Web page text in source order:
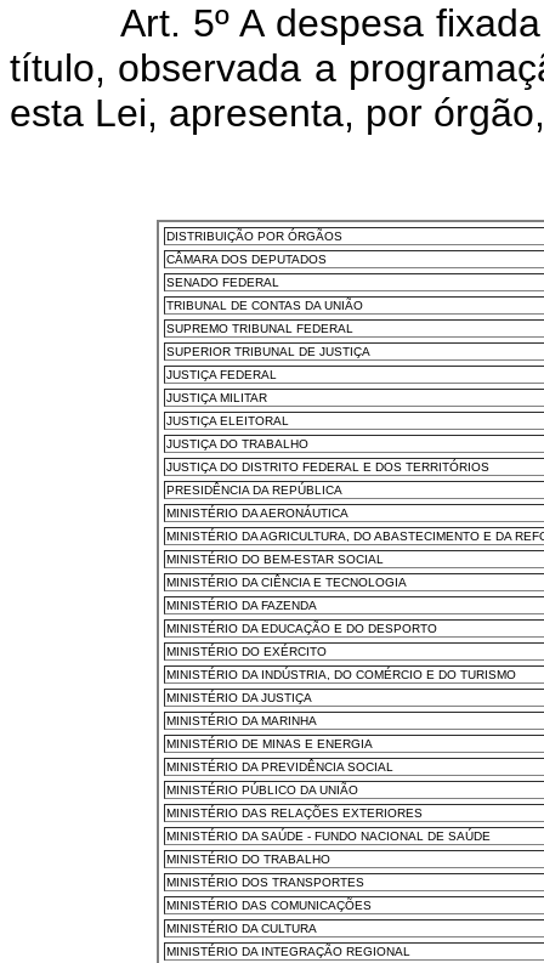
Art. 5º A despesa
título, observada a
esta Lei, apresenta, por
DISTRIBUIÇÃO POR ÓRGÃOS
CÂMARA DOS DEPUTADOS
SENADO FEDERAL
TRIBUNAL DE CONTAS DA UNIÃO
SUPREMO TRIBUNAL FEDERAL
SUPERIOR TRIBUNAL DE JUSTIÇA
JUSTIÇA FEDERAL
JUSTIÇA MILITAR
JUSTIÇA ELEITORAL
JUSTIÇA DO TRABALHO
JUSTIÇA DO DISTRITO FEDERAL E DOS TERRITÓRIOS
PRESIDÊNCIA DA REPÚBLICA
MINISTÉRIO DA AERONÁUTICA
MINISTÉRIO DA AGRICULTURA, DO ABASTECIMENTO E DA
MINISTÉRIO DO BEM-ESTAR SOCIAL
MINISTÉRIO DA CIÊNCIA E TECNOLOGIA
MINISTÉRIO DA FAZENDA
MINISTÉRIO DA EDUCAÇÃO E DO DESPORTO
MINISTÉRIO DO EXÉRCITO
MINISTÉRIO DA INDÚSTRIA, DO COMÉRCIO E DO TURISMO
MINISTÉRIO DA JUSTIÇA
MINISTÉRIO DA MARINHA
MINISTÉRIO DE MINAS E ENERGIA
MINISTÉRIO DA PREVIDÊNCIA SOCIAL
MINISTÉRIO PÚBLICO DA UNIÃO
MINISTÉRIO DAS RELAÇÕES EXTERIORES
MINISTÉRIO DA SAÚDE - FUNDO NACIONAL DE SAÚDE
MINISTÉRIO DO TRABALHO
MINISTÉRIO DOS TRANSPORTES
MINISTÉRIO DAS COMUNICAÇÕES
MINISTÉRIO DA CULTURA
MINISTÉRIO DA INTEGRAÇÃO REGIONAL